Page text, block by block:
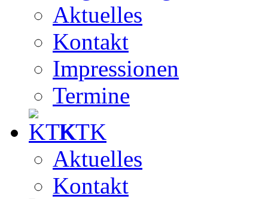
Aktuelles
Kontakt
Impressionen
Termine
KTK
Aktuelles
Kontakt